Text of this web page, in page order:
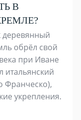
В
деревянный
обрёл свой
при Иване
итальянский
Франческо),
укрепления.